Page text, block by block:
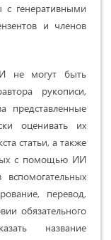
с генеративными
и членов
не могут быть
рукописи,
представленные
оценивать их
статьи, а также
с помощью ИИ
перевод,
обязательного
название